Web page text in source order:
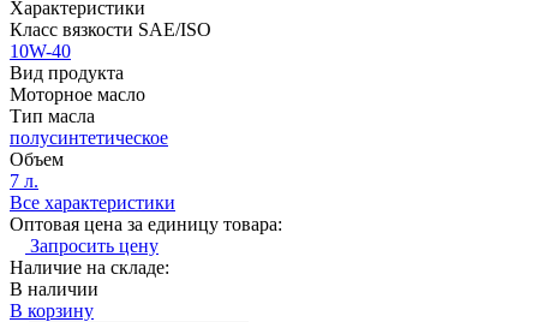
Характеристики
Класс вязкости SAE/ISO
10W-40
Вид продукта
Моторное масло
Тип масла
полусинтетическое
Объем
7 л.
Все характеристики
Оптовая цена за единицу товара:
Запросить цену
Наличие на складе:
В наличии
В корзину